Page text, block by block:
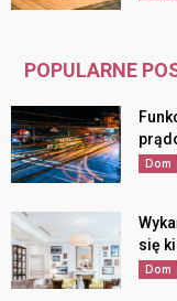
POPULARNE
Dom
się
Dom